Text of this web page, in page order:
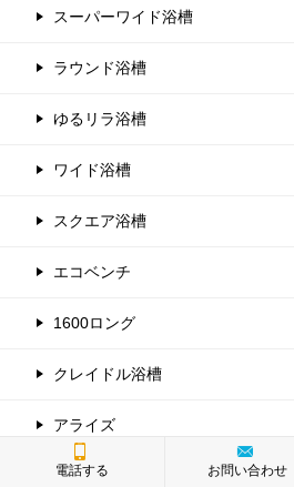
スーパーワイド浴槽
ラウンド浴槽
ゆるリラ浴槽
ワイド浴槽
スクエア浴槽
エコベンチ
1600ロング
クレイドル浴槽
アライズ
キッチン
電話する お問い合わせ